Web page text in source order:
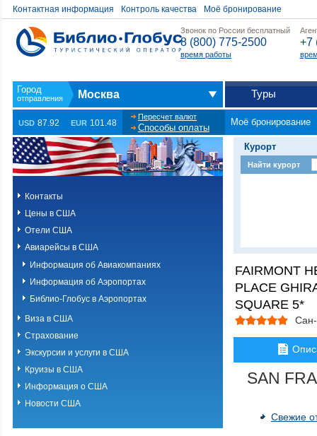
Контактная информация Контроль качества Моё бронирование
Звонок по России бесплатный
8 (800) 775-2500
время работы
+7
Москва Туры
USD 87.92 EUR 101.48
Пересчет валют
Способы оплаты
Моё бронирование
Контакты
Цены в США
Отели США
Авиарейсы в США
Информация об Авиакомпаниях
Информация об Аэропортах
Библио-Глобус в Аэропортах
Виза в США
Страхование
Экскурсии и услуги в США
Круизы в США
Информация о США
Новости США
Курорт
Найти курорт
FAIRMONT
PLACE
SQUARE 5*
SAN
Свежие